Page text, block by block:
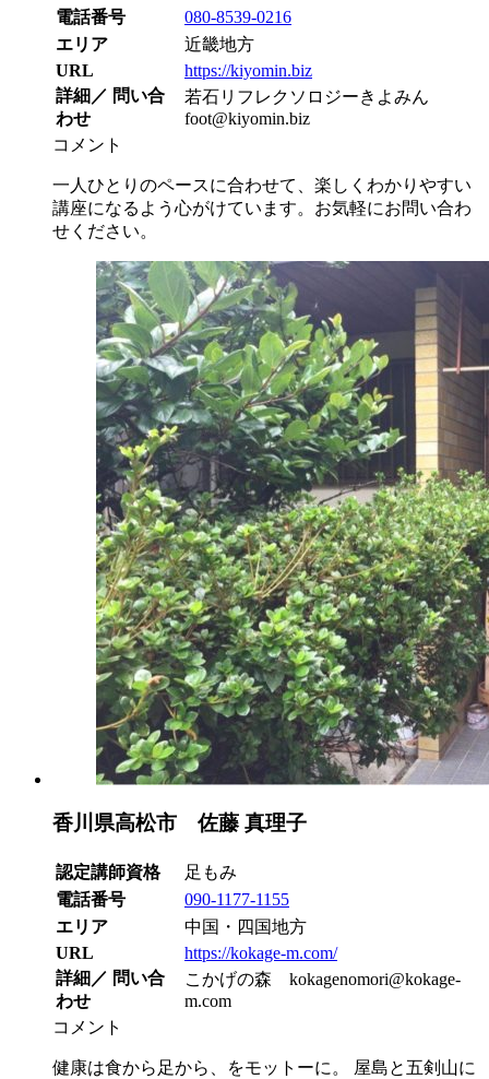
電話番号
080-8539-0216
エリア
近畿地方
URL
https://kiyomin.biz
詳細／ 問い合
わせ
若石リフレクソロジーきよみん
foot@kiyomin.biz
コメント
一人ひとりのペースに合わせて、楽しくわかりやすい
講座になるよう心がけています。お気軽にお問い合わ
せください。
香川県高松市 佐藤 真理子
認定講師資格
足もみ
電話番号
090-1177-1155
エリア
中国・四国地方
URL
https://kokage-m.com/
詳細／ 問い合
わせ
こかげの森 kokagenomori@kokage-
m.com
コメント
健康は食から足から、をモットーに。 屋島と五剣山に